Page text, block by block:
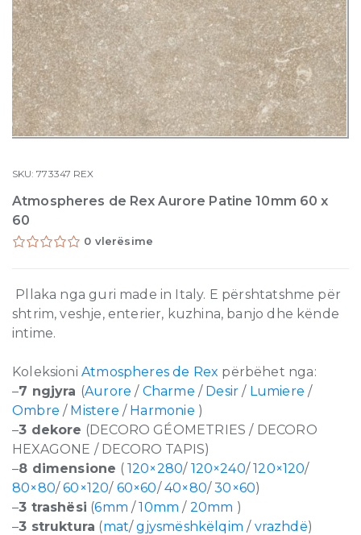
SKU:773347 REX
Atmospheres de Rex Aurore Patine 10mm 60 x
60
0 vlerësime
Pllaka nga guri made in Italy. E përshtatshme për
shtrim, veshje, enterier, kuzhina, banjo dhe kënde
intime.
Koleksioni Atmospheres de Rex përbëhet nga:
–7 ngjyra (Aurore / Charme / Desir / Lumiere /
Ombre / Mistere / Harmonie )
–3 dekore (DECORO GÉOMETRIES / DECORO
HEXAGONE / DECORO TAPIS)
–8 dimensione ( 120×280/ 120×240/120×120/
80×80/60×120/ 60×60/40×80/30×60)
–3 trashësi (6mm/10mm / 20mm )
–3 struktura (mat/gjysmëshkëlqim/ vrazhdë)